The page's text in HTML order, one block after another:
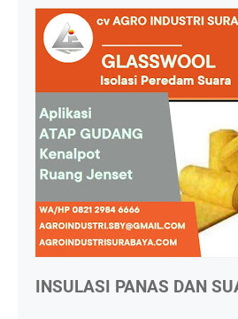
INSULASI PANAS DAN